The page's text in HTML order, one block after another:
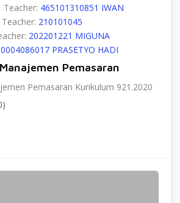
Teacher: 465101310851 IWAN
Teacher: 210101045
202201221 MIGUNA
0004086017 PRASETYO HADI
Pemasaran
Pemasaran Kurikulum 921.2020